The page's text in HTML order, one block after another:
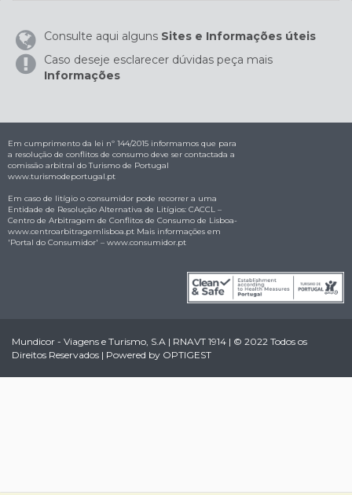
Consulte aqui alguns Sites e Informações úteis
Caso deseje esclarecer dúvidas peça mais
Informações
Em cumprimento da lei nº 144/2015 informamos que para
a resolução de conflitos de consumo deve ser contactada a
comissão arbitral do Turismo de Portugal
www.turismodeportugal.pt
Em caso de litígio o consumidor pode recorrer a uma
Entidade de Resolução Alternativa de Litígios: CACCL –
Centro de Arbitragem de Conflitos de Consumo de Lisboa-
www.centroarbitragemlisboa.pt Mais informações em
'Portal do Consumidor' – www.consumidor.pt
Mundicor - Viagens e Turismo, S.A | RNAVT 1914 | © 2022 Todos os
Direitos Reservados | Powered by OPTIGEST